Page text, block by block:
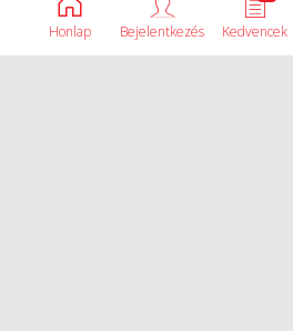
Honlap Kedvencek
Bejelentkezés